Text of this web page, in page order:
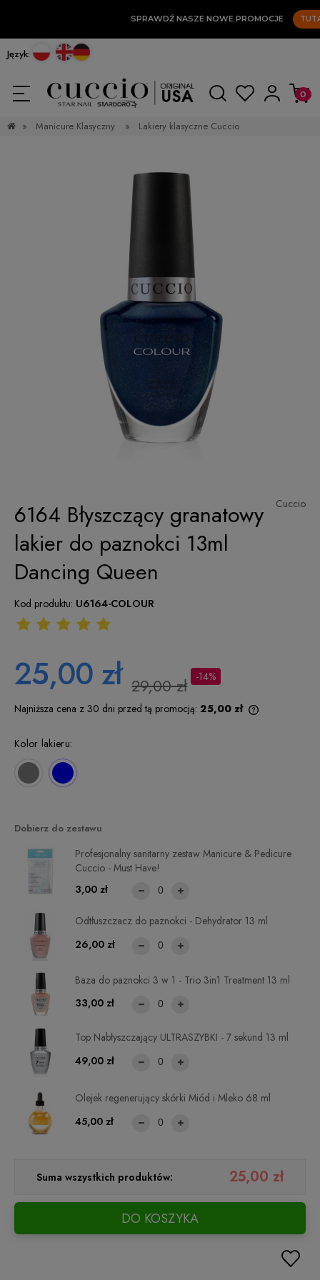
SPRAWDŹ NASZE NOWE PROMOCJE
Język:
» Manicure Klasyczny » Lakiery klasyczne Cuccio
Cuccio
6164 Błyszczący granatowy
lakier do paznokci 13ml
Dancing Queen
Kod produktu: U6164-COLOUR
25,00 zł 29,00 zł -14%
Najniższa cena z 30 dni przed tą promocją: 25,00 zł
Kolor lakieru:
Dobierz do zestawu
Top Nabłyszczający ULTRASZYBKI - 7 sekund 13 ml
49,00 zł
Odtłuszczacz do paznokci - Dehydrator 13 ml
26,00 zł
Baza do paznokci 3 w 1 - Trio 3in1 Treatment 13 ml
33,00 zł
Olejek regenerujący skórki Miód i Mleko 68 ml
45,00 zł
Profesjonalny sanitarny zestaw Manicure & Pedicure
Cuccio - Must Have!
3,00 zł
Suma wszystkich produktów: 25,00 zł
DO KOSZYKA